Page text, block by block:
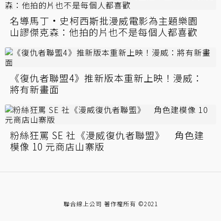
名導馬丁·史柯西斯批漫威電影為主題樂園
山謬傑克森：他拍的片也不是每個人都喜歡
《復仇者聯盟4》推新版本重新上映！漫威：
將有新畫面
粉絲狂罵 SE 社《漫威復仇者聯盟》 角色建
模像 10 元商店山寨版
聯合線上公司 著作權所有 ©2021